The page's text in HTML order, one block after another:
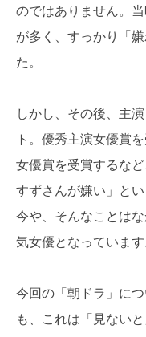
のではありません。
が多く、すっかり「
た。
しかし、その後、主
ト。優秀主演女優賞
女優賞を受賞するな
すずさんが嫌い」と
今や、そんなことは
気女優となっています
今回の「朝ドラ」に
も、これは「見ない